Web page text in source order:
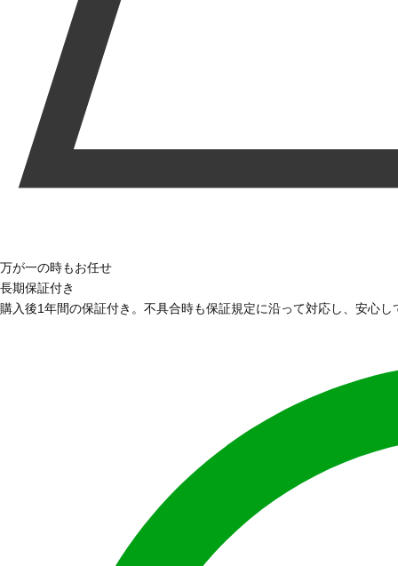
万が一の時もお任せ
長期保証付き
購入後1年間の保証付き。不具合時も保証規定に沿って対応し、安心